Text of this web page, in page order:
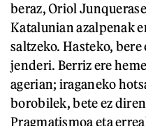
beraz, Oriol
Katalunian azalpenak
saltzeko. Hasteko,
jenderi. Berriz ere
agerian; iraganeko
borobilek, bete ez
Pragmatismoa eta